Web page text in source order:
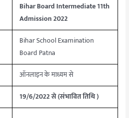
Bihar Board Intermediate 11th
Admission 2022
Bihar School Examination
Board Patna
ऑनलाइन के माध्यम से
19/6/2022 से (संभावित तिथि )